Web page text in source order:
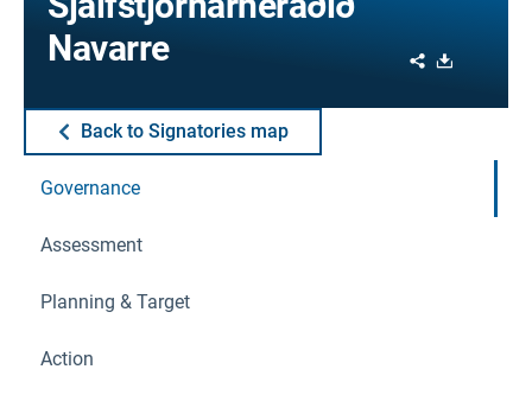
Navarre
Share
Back to Signatories map
Governance
Assessment
Planning & Target
Action